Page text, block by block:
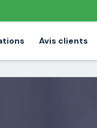
Avis clients